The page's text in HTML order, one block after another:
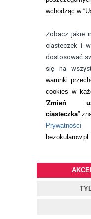
wchodząc w
Zobacz jakie
ciasteczek i
dostosować
się na
warunki
cookies w
'Zmień
ciasteczka”
Prywatności
bezokularow.pl
telefon:
732 08 08